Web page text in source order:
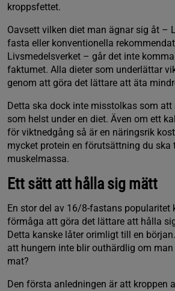
kroppsfettet.
Oavsett vilken diet man ägnar sig åt –
fasta eller konventionella
Livsmedelsverket – går det inte
faktumet. Alla dieter som underlättar
genom att göra det lättare att äta
Detta ska dock inte misstolkas som
som helst under en diet. Även om ett
för viktnedgång så är en näringsrik
mycket protein en förutsättning du ska
muskelmassa.
Ett sätt att hålla sig mätt
En stor del av 16/8-fastans popularitet
förmåga att göra det lättare att hålla
Detta kanske låter orimligt till en
att hungern inte blir outhärdlig om
mat?
Den första anledningen är att kroppen